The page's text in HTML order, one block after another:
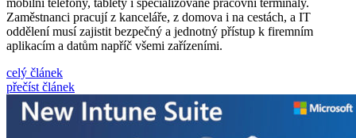
mobilní telefony, tablety i specializované pracovní terminály.
Zaměstnanci pracují z kanceláře, z domova i na cestách, a IT
oddělení musí zajistit bezpečný a jednotný přístup k firemním
aplikacím a datům napříč všemi zařízeními.
celý článek
přečíst článek